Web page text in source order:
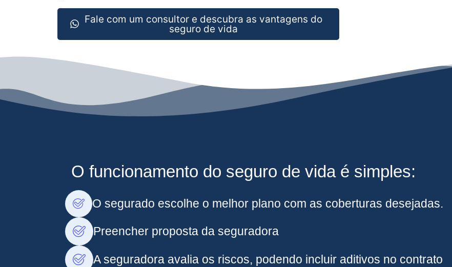
Fale com um consultor e descubra as vantagens do
seguro de vida
O funcionamento do seguro de vida é simples:
O segurado escolhe o melhor plano com as coberturas desejadas.
Preencher proposta da seguradora
A seguradora avalia os riscos, podendo incluir aditivos no contrato